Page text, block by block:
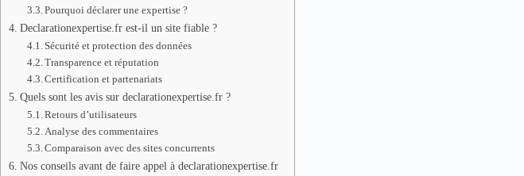
Pourquoi déclarer une expertise ?
Declarationexpertise.fr est-il un site fiable ?
Sécurité et protection des données
Transparence et réputation
Certification et partenariats
Quels sont les avis sur declarationexpertise.fr ?
Retours d’utilisateurs
Analyse des commentaires
Comparaison avec des sites concurrents
Nos conseils avant de faire appel à declarationexpertise.fr